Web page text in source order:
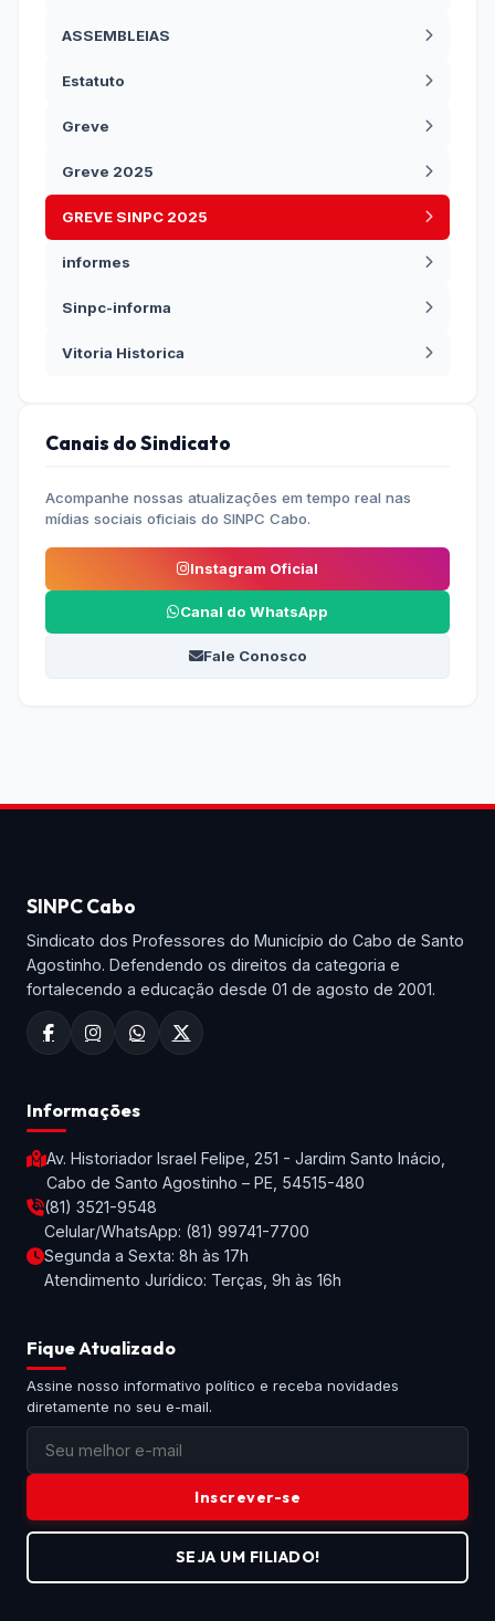
ASSEMBLEIAS
Estatuto
Greve
Greve 2025
GREVE SINPC 2025
informes
Sinpc-informa
Vitoria Historica
Canais do Sindicato
Acompanhe nossas atualizações em tempo real nas
mídias sociais oficiais do SINPC Cabo.
Instagram Oficial
Canal do WhatsApp
Fale Conosco
SINPC Cabo
Sindicato dos Professores do Município do Cabo de Santo
Agostinho. Defendendo os direitos da categoria e
fortalecendo a educação desde 01 de agosto de 2001.
Informações
Av. Historiador Israel Felipe, 251 - Jardim Santo Inácio,
Cabo de Santo Agostinho – PE, 54515-480
(81) 3521-9548
Celular/WhatsApp: (81) 99741-7700
Segunda a Sexta: 8h às 17h
Atendimento Jurídico: Terças, 9h às 16h
Fique Atualizado
Assine nosso informativo político e receba novidades
diretamente no seu e-mail.
Inscrever-se
SEJA UM FILIADO!